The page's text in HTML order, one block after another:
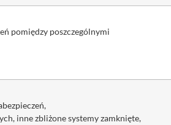
pomiędzy poszczególnymi
inne zbliżone systemy zamknięte,